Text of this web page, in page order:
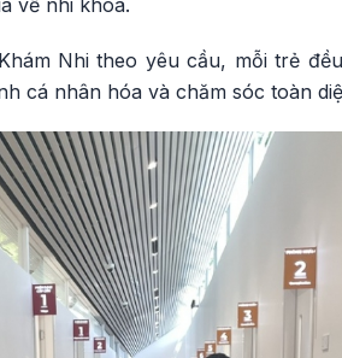
về nhi khoa.
Nhi theo yêu cầu, mỗi trẻ
cá nhân hóa và chăm sóc toàn